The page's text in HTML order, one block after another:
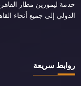
خدمة ليموزين مطار
الدولي إلى جميع أنحاء
روابط سريعة